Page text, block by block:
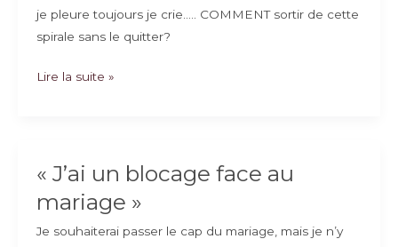
je pleure toujours je crie….. COMMENT sortir de cette
spirale sans le quitter?
« Je
avec
mari… »
Lire la suite »
« J’ai un blocage face au
mariage »
Je souhaiterai passer le cap du mariage, mais je n’y